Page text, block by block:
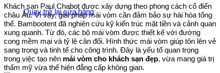
Quay trở lại cửa hàng
Khách sạn Paul Chabot được xây dựng theo phong cách cổ điển
châu Âu. Vì vậy, giải pháp mái vòm cần đảm bảo sự hài hòa tổng
thể. Bambootent đã nghiên cứu kỹ kiến trúc mặt tiền và cảnh quan
xung quanh. Từ đó, các bộ mái vòm được thiết kế với đường
cong mềm mại và tỷ lệ cân đối. Hình thức mái vòm giúp tôn lên vẻ
sang trọng và tinh tế cho công trình. Đây là yếu tố quan trọng
trong việc tạo nên mái vòm cho khách sạn đẹp, vừa mang giá trị
thẩm mỹ vừa thể hiện đẳng cấp không gian.